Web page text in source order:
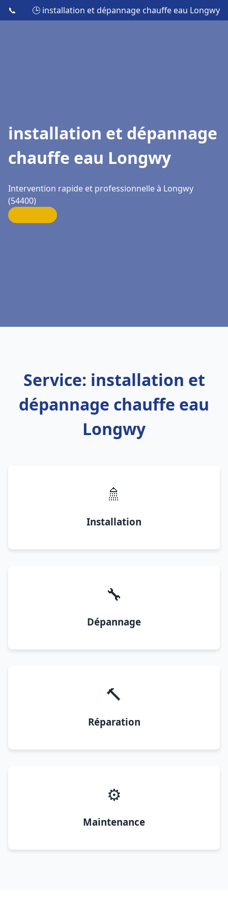
📞 🕒 installation et dépannage chauffe eau Longwy
installation et dépannage
chauffe eau Longwy
Intervention rapide et professionnelle à Longwy
(54400)
Service: installation et
dépannage chauffe eau
Longwy
🚿
Installation
🔧
Dépannage
🔨
Réparation
⚙️
Maintenance